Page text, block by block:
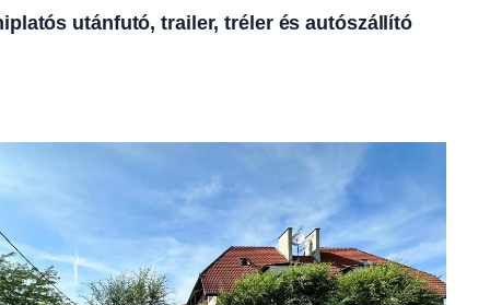
utánfutó, trailer, tréler és autószállító